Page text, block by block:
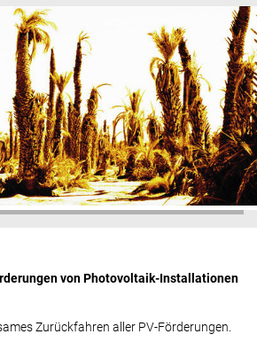
von Photovoltaik-Installationen
Zurückfahren aller PV-Förderungen.